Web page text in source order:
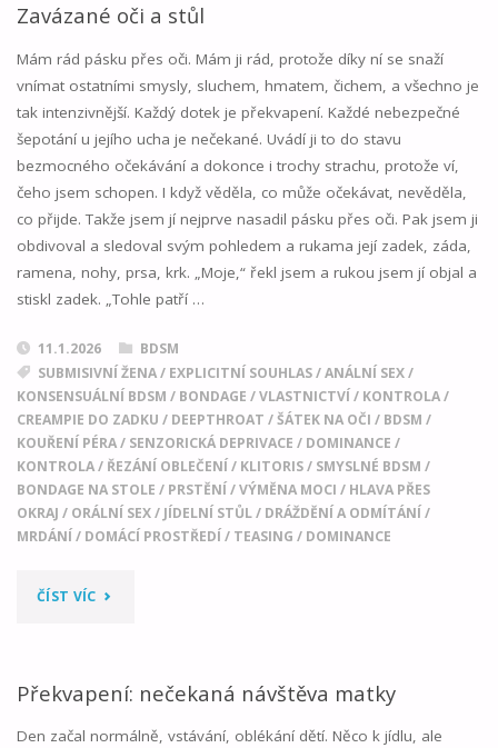
Zavázané oči a stůl
Mám rád pásku přes oči. Mám ji rád, protože díky ní se snaží
vnímat ostatními smysly, sluchem, hmatem, čichem, a všechno je
tak intenzivnější. Každý dotek je překvapení. Každé nebezpečné
šepotání u jejího ucha je nečekané. Uvádí ji to do stavu
bezmocného očekávání a dokonce i trochy strachu, protože ví,
čeho jsem schopen. I když věděla, co může očekávat, nevěděla,
co přijde. Takže jsem jí nejprve nasadil pásku přes oči. Pak jsem ji
obdivoval a sledoval svým pohledem a rukama její zadek, záda,
ramena, nohy, prsa, krk. „Moje,“ řekl jsem a rukou jsem jí objal a
stiskl zadek. „Tohle patří …
11.1.2026
BDSM
SUBMISIVNÍ ŽENA/ EXPLICITNÍ SOUHLAS/ANÁLNÍ SEX/
KONSENSUÁLNÍ BDSM / BONDAGE /VLASTNICTVÍ / KONTROLA/
CREAMPIE DO ZADKU / DEEPTHROAT /ŠÁTEK NA OČI / BDSM /
KOUŘENÍ PÉRA/ SENZORICKÁ DEPRIVACE / DOMINANCE /
KONTROLA/ ŘEZÁNÍ OBLEČENÍ / KLITORIS/ SMYSLNÉ BDSM /
BONDAGE NA STOLE / PRSTĚNÍ /VÝMĚNA MOCI / HLAVA PŘES
OKRAJ / ORÁLNÍ SEX/ JÍDELNÍ STŮL/ DRÁŽDĚNÍ A ODMÍTÁNÍ /
MRDÁNÍ / DOMÁCÍ PROSTŘEDÍ / TEASING / DOMINANCE
ČÍST VÍC"ZAVÁZANÉ
STŮL"
Překvapení: nečekaná návštěva matky
Den začal normálně, vstávání, oblékání dětí. Něco k jídlu, ale